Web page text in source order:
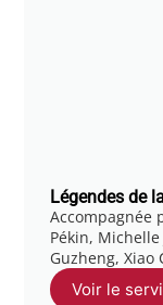
Légendes de
Accompagnée
Pékin,
Guzheng,
Voir le